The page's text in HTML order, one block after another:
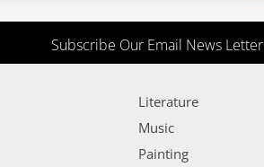
Subscribe Our Email News Letter
Literature
Music
Painting